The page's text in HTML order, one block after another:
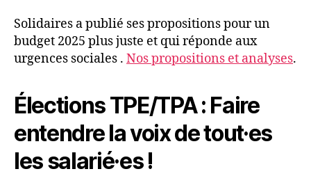
Solidaires a publié ses propositions pour un
budget 2025 plus juste et qui réponde aux
urgences sociales . Nos propositions et analyses.
Élections TPE/TPA : Faire
entendre la voix de tout·es
les salarié·es !